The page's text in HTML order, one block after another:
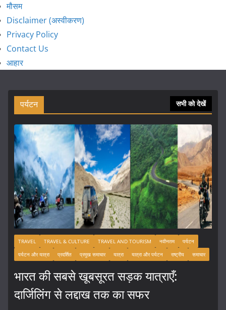
मौसम
Disclaimer (अस्वीकरण)
Privacy Policy
Contact Us
आहार
पर्यटन सभी को देखें
TRAVEL TRAVEL & CULTURE TRAVEL AND TOURISM नवीनतम
पर्यटन
पर्यटन और यात्रा
प्रदर्शित प्रमुख समाचार यात्रा यात्रा और पर्यटन राष्ट्रीय समाचार
भारत की सबसे खूबसूरत सड़क यात्राएँ:
दार्जिलिंग से लद्दाख तक का सफर